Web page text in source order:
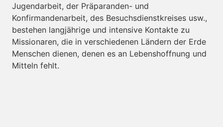
Jugendarbeit, der Präparanden- und
Konfirmandenarbeit, des Besuchsdienstkreises usw.,
bestehen langjährige und intensive Kontakte zu
Missionaren, die in verschiedenen Ländern der Erde
Menschen dienen, denen es an Lebenshoffnung und
Mitteln fehlt.